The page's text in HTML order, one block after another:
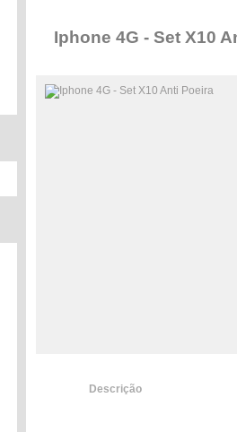
Iphone 4G - Set X10
Descrição